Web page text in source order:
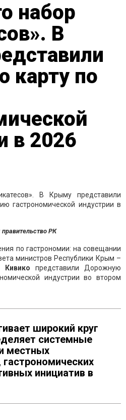
набор
В
карту по
в 2026
РК
по гастрономии: на совещании
министров Республики Крым –
Кивико представили Дорожную
индустрии во втором
широкий круг
системные
местных
инициатив в